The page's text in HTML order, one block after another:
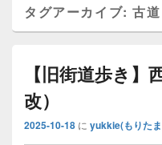
タグアーカイブ:古
【旧街道歩き】
改）
2025-10-18 に yukkie(もりた